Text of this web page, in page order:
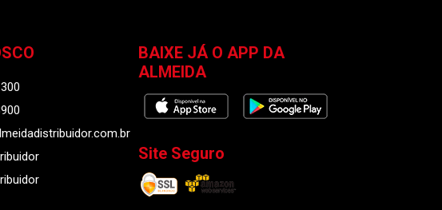
BAIXE JÁ O APP DA
ALMEIDA
Site Seguro